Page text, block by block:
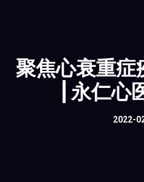
聚焦心衰重症
| 永仁心
2022-